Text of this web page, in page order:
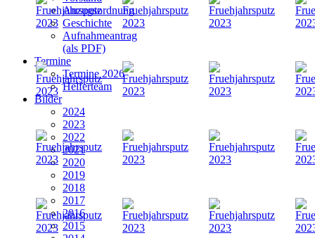
Anzugsordnung
Geschichte
Aufnahmeantrag
(als PDF)
Termine
Termine 2026
Helferteam
Bilder
2024
2023
2022
2021
2020
2019
2018
2017
2016
2015